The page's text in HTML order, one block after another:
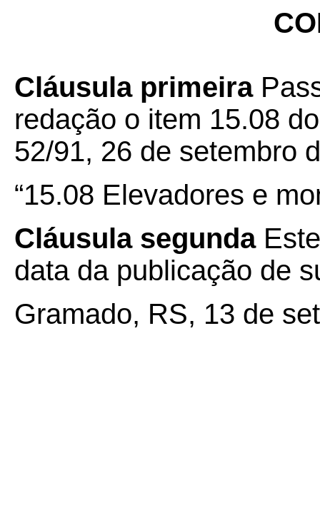
Cláusula primeira
redação o item 15.08
52/91, 26 de setembro
“15.08 Elevadores e
Cláusula segunda
data da publicação de
Gramado, RS, 13 de